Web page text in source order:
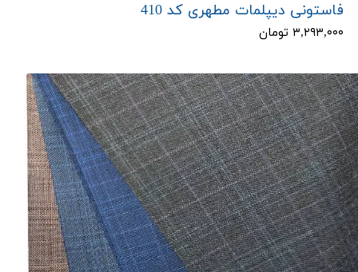
فاستونی دیپلمات مطهری کد 410
۳,۲۹۳,۰۰۰ تومان